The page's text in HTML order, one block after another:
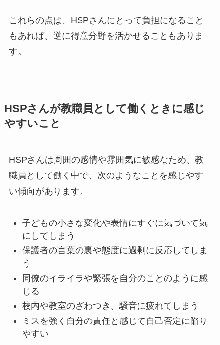
これらの点は、HSPさんにとって負担になること
もあれば、逆に得意分野を活かせることもありま
す。
HSPさんが教職員として働くときに感じ
やすいこと
HSPさんは周囲の感情や雰囲気に敏感なため、教
職員として働く中で、次のようなことを感じやす
い傾向があります。
子どもの小さな変化や表情にすぐに気づいて気
にしてしまう
保護者の言葉の裏や態度に過剰に反応してしま
う
同僚のイライラや緊張を自分のことのように感
じる
校内や教室のざわつき、騒音に疲れてしまう
ミスを強く自分の責任と感じて自己否定に陥り
やすい